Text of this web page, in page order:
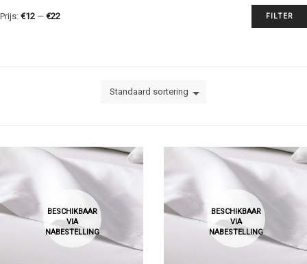
Standaard sortering
BESCHIKBAAR
VIA
NABESTELLING
BESCHIKBAAR
VIA
NABESTELLING
FILTER
Prijs: €12 — €22